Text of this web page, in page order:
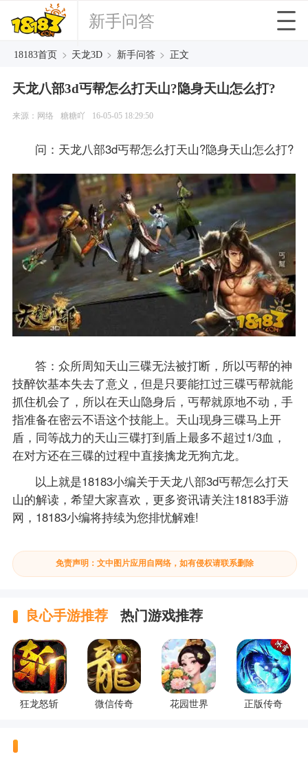
新手问答
18183首页 > 天龙3D > 新手问答 > 正文
天龙八部3d丐帮怎么打天山?隐身天山怎么打?
来源：网络 糖糖吖 16-05-05 18:29:50
问：天龙八部3d丐帮怎么打天山?隐身天山怎么打?
答：众所周知天山三碟无法被打断，所以丐帮的神
技醉饮基本失去了意义，但是只要能扛过三碟丐帮就能
抓住机会了，所以在天山隐身后，丐帮就原地不动，手
指准备在密云不语这个技能上。天山现身三碟马上开
盾，同等战力的天山三碟打到盾上最多不超过1/3血，
在对方还在三碟的过程中直接擒龙无狗亢龙。
以上就是18183小编关于天龙八部3d丐帮怎么打天
山的解读，希望大家喜欢，更多资讯请关注18183手游
网，18183小编将持续为您排忧解难!
免责声明：文中图片应用自网络，如有侵权请联系删除
良心手游推荐 热门游戏推荐
狂龙怒斩 微信传奇 花园世界 正版传奇